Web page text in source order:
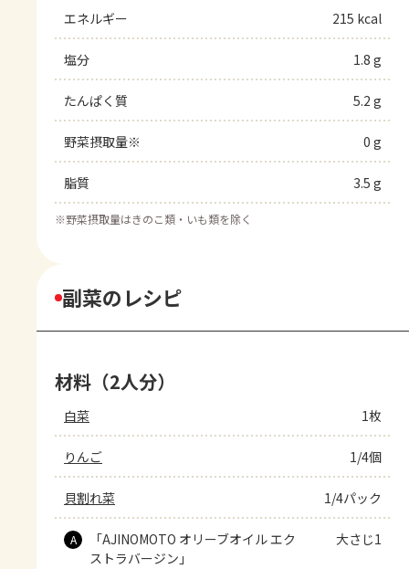
エネルギー 215 kcal
塩分 1.8 g
たんぱく質 5.2 g
野菜摂取量※ 0 g
脂質 3.5 g
※野菜摂取量はきのこ類・いも類を除く
副菜のレシピ
材料（2人分）
白菜 1枚
りんご 1/4個
貝割れ菜 1/4パック
A
「AJINOMOTO オリーブオイル エク
ストラバージン」
大さじ1